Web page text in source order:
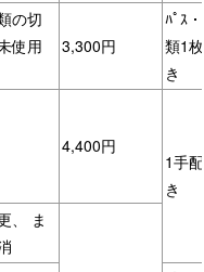
の切
使用
3,300円
ﾊﾟｽ
類1
き
4,400円
1手
き
、 ま